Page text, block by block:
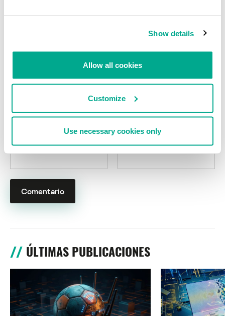
Show details
Allow all cookies
Customize
Use necessary cookies only
Su dirección de correo electrónico no será publicada. Los
campos obligatorios están marcados con
Correo electrónico
ÚLTIMAS PUBLICACIONES